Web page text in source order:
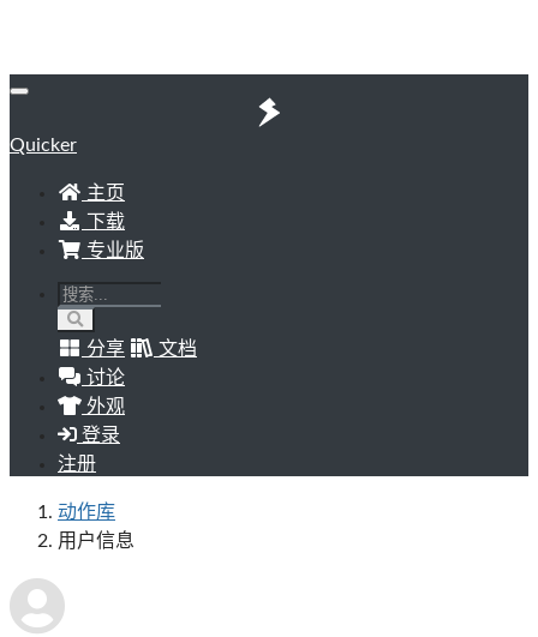
Quicker
主页
下载
专业版
分享
文档
讨论
外观
登录
注册
动作库
用户信息